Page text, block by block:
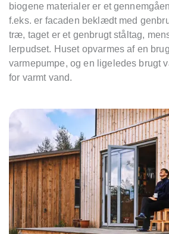
biogene materialer er et
f.eks. er facaden beklædt med
træ, taget er et genbrugt ståltag,
lerpudset. Huset opvarmes af en
varmepumpe, og en ligeledes brugt
for varmt vand.